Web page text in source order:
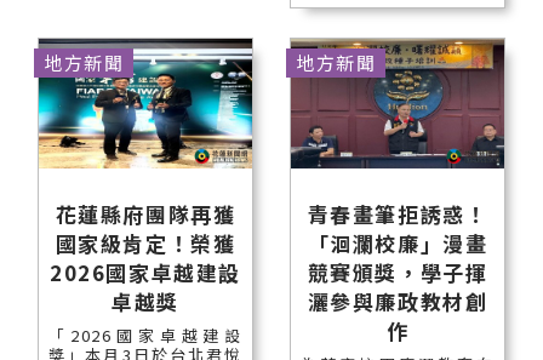
花蓮縣府團隊再獲
國家級肯定！榮獲
2026國家卓越建設
卓越獎
「2026國家卓越建設
獎」本月3日於台北君悅
地方新聞
青春畫筆拒誘惑！
「洄瀾校廉」漫畫
競賽頒獎，學子揮
灑參與廉政教材創
作
地方新聞